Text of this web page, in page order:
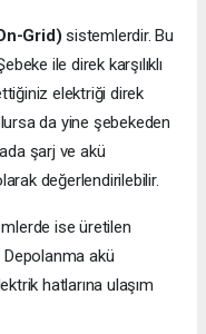
Grid) sistemlerdir. Bu
ile direk karşılıklı
elektriği direk
da yine şebekeden
şarj ve akü
değerlendirilebilir.
ise üretilen
akü
hatlarına ulaşım